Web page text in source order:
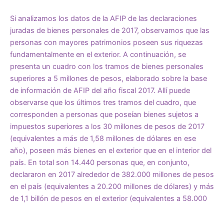
Si analizamos los datos de la AFIP de las declaraciones
juradas de bienes personales de 2017, observamos que las
personas con mayores patrimonios poseen sus riquezas
fundamentalmente en el exterior. A continuación, se
presenta un cuadro con los tramos de bienes personales
superiores a 5 millones de pesos, elaborado sobre la base
de información de AFIP del año fiscal 2017. Allí puede
observarse que los últimos tres tramos del cuadro, que
corresponden a personas que poseían bienes sujetos a
impuestos superiores a los 30 millones de pesos de 2017
(equivalentes a más de 1,58 millones de dólares en ese
año), poseen más bienes en el exterior que en el interior del
país. En total son 14.440 personas que, en conjunto,
declararon en 2017 alrededor de 382.000 millones de pesos
en el país (equivalentes a 20.200 millones de dólares) y más
de 1,1 billón de pesos en el exterior (equivalentes a 58.000